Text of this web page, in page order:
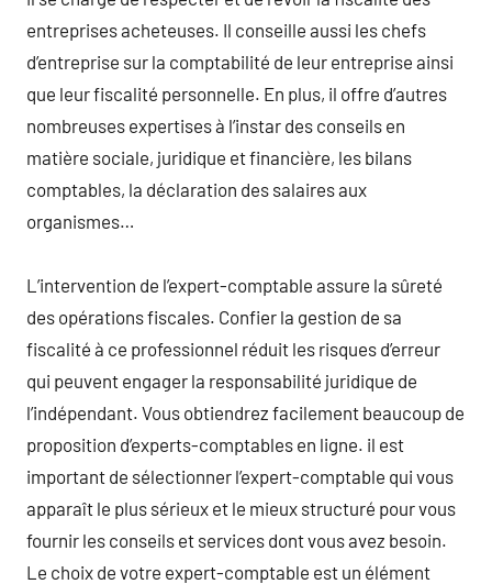
entreprises acheteuses. Il conseille aussi les chefs
d’entreprise sur la comptabilité de leur entreprise ainsi
que leur fiscalité personnelle. En plus, il offre d’autres
nombreuses expertises à l’instar des conseils en
matière sociale, juridique et financière, les bilans
comptables, la déclaration des salaires aux
organismes…
L’intervention de l’expert-comptable assure la sûreté
des opérations fiscales. Confier la gestion de sa
fiscalité à ce professionnel réduit les risques d’erreur
qui peuvent engager la responsabilité juridique de
l’indépendant. Vous obtiendrez facilement beaucoup de
proposition d’experts-comptables en ligne. il est
important de sélectionner l’expert-comptable qui vous
apparaît le plus sérieux et le mieux structuré pour vous
fournir les conseils et services dont vous avez besoin.
Le choix de votre expert-comptable est un élément